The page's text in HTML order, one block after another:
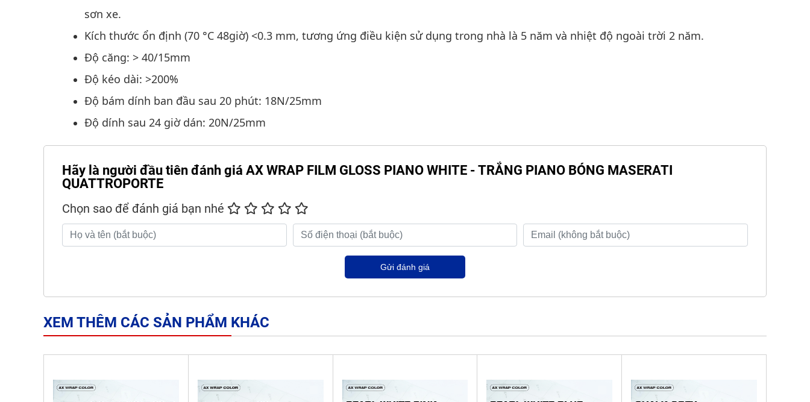
sơn xe.
Kích thước ổn định (70 °C 48giờ) <0.3 mm, tương ứng điều kiện sử dụng trong nhà là 5 năm và nhiệt độ ngoài trời 2 năm.
Độ căng: > 40/15mm
Độ kéo dài: >200%
Độ bám dính ban đầu sau 20 phút: 18N/25mm
Độ dính sau 24 giờ dán: 20N/25mm
Hãy là người đầu tiên đánh giá AX WRAP FILM GLOSS PIANO WHITE - TRẮNG PIANO BÓNG MASERATI
QUATTROPORTE
Chọn sao để đánh giá bạn nhé
Gửi đánh giá
XEM THÊM CÁC SẢN PHẨM KHÁC